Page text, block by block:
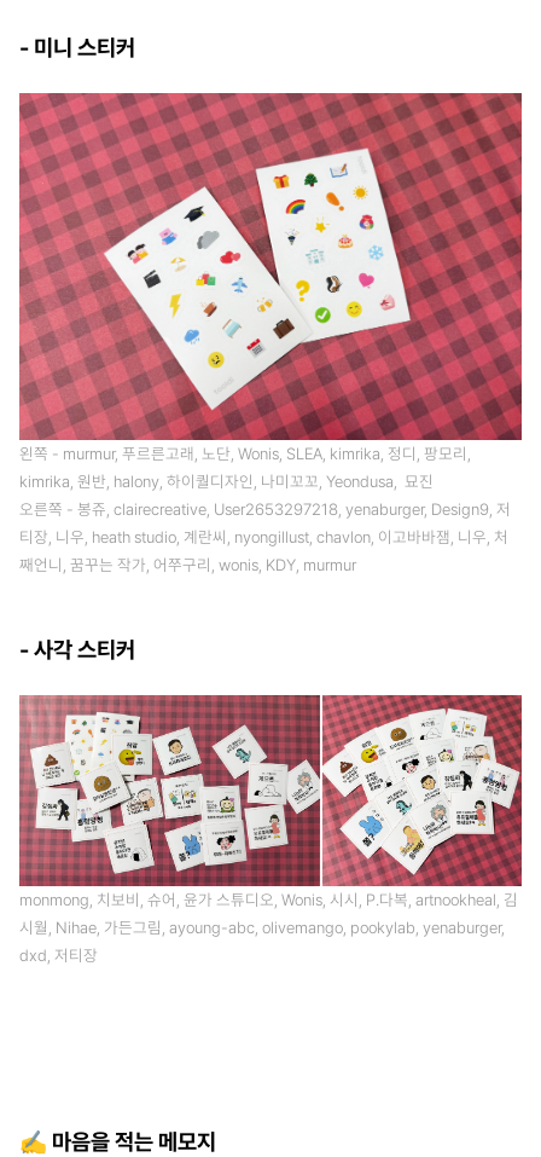
- 미니 스티커
왼쪽 - murmur, 푸르른고래, 노단, Wonis, SLEA, kimrika, 정디, 팡모리,
kimrika, 원반, halony, 하이퀄디자인, 나미꼬꼬, Yeondusa, 묘진
오른쪽 - 봉쥬, clairecreative, User2653297218, yenaburger, Design9, 저
티장, 니우, heath studio, 계란씨, nyongillust, chavlon, 이고바바잼, 니우, 처
째언니, 꿈꾸는 작가, 어쭈구리, wonis, KDY, murmur
- 사각 스티커
monmong, 치보비, 슈어, 윤가 스튜디오, Wonis, 시시, P.다복, artnookheal, 김
시월, Nihae, 가든그림, ayoung-abc, olivemango, pookylab, yenaburger,
dxd, 저티장
✍️ 마음을 적는 메모지